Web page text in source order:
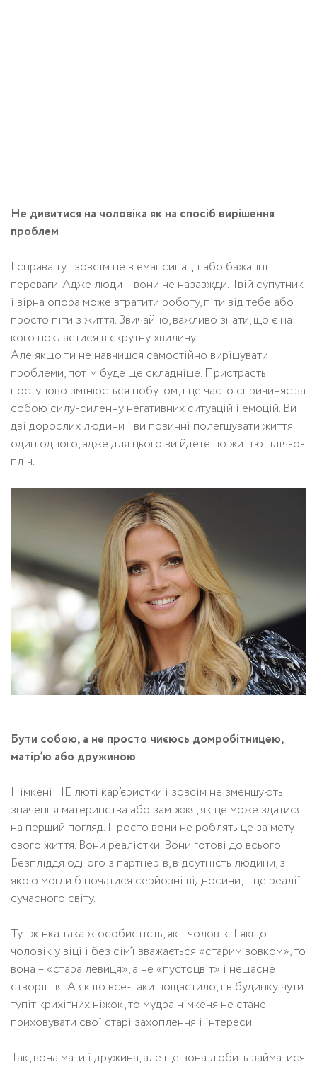
Не дивитися на чоловіка як на спосіб вирішення
проблем
І справа тут зовсім не в емансипації або бажанні
переваги. Адже люди – вони не назавжди. Твій супутник
і вірна опора може втратити роботу, піти від тебе або
просто піти з життя. Звичайно, важливо знати, що є на
кого покластися в скрутну хвилину.
Але якщо ти не навчишся самостійно вирішувати
проблеми, потім буде ще складніше. Пристрасть
поступово змінюється побутом, і це часто спричиняє за
собою силу-силенну негативних ситуацій і емоцій. Ви
дві дорослих людини і ви повинні полегшувати життя
один одного, адже для цього ви йдете по життю пліч-о-
пліч.
Бути собою, а не просто чиєюсь домробітницею,
матір’ю або дружиною
Німкені НЕ люті кар’єристки і зовсім не зменшують
значення материнства або заміжжя, як це може здатися
на перший погляд. Просто вони не роблять це за мету
свого життя. Вони реалістки. Вони готові до всього.
Безпліддя одного з партнерів, відсутність людини, з
якою могли б початися серйозні відносини, – це реалії
сучасного світу.
Тут жінка така ж особистість, як і чоловік. І якщо
чоловік у віці і без сім’ї вважається «старим вовком», то
вона – «стара левиця», а не «пустоцвіт» і нещасне
створіння. А якщо все-таки пощастило, і в будинку чути
тупіт крихітних ніжок, то мудра німкеня не стане
приховувати свої старі захоплення і інтереси.
Так, вона мати і дружина, але ще вона любить займатися